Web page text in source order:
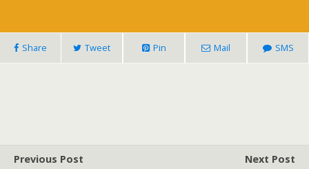
Share Tweet Pin Mail SMS
Previous Post
Next Post